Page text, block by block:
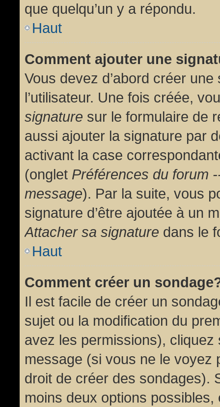
que quelqu’un y a répondu.
Haut
Comment ajouter une
Vous devez d’abord créer
l’utilisateur. Une fois créée,
signature sur le formulaire de
aussi ajouter la signature par
activant la case
(onglet Préférences du forum
message). Par la suite, vous
signature d’être ajoutée à un
Attacher sa signature dans le
Haut
Comment créer un
Il est facile de créer un
sujet ou la modification du
avez les permissions), cliquez
message (si vous ne le voyez
droit de créer des sondages).
moins deux options